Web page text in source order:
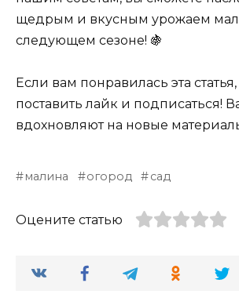
щедрым и вкусным урожаем
следующем сезоне! 🍇
Если вам понравилась эта
поставить лайк и подписаться!
вдохновляют на новые
малина огород сад
Оцените статью